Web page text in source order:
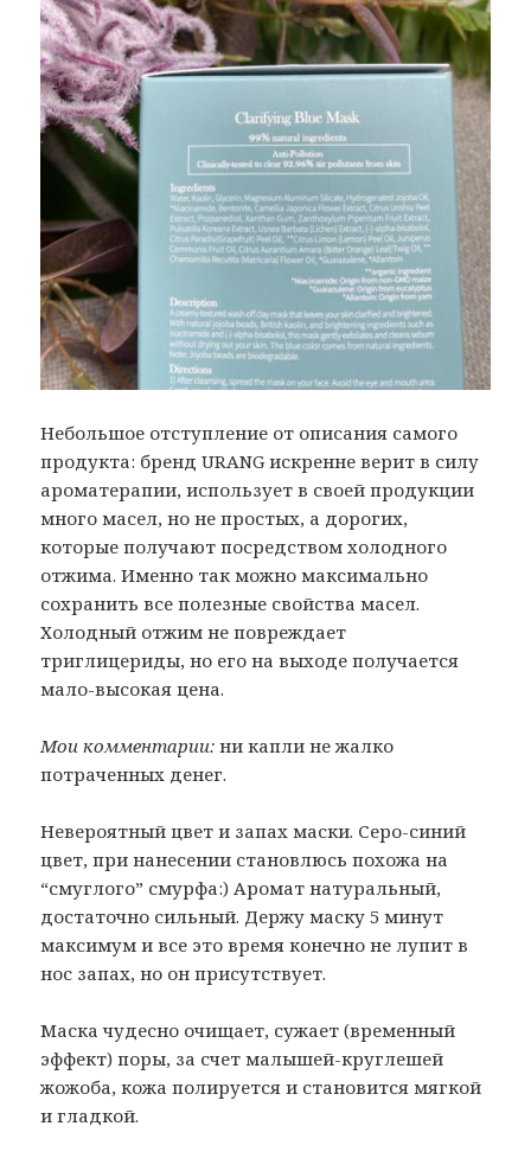
Небольшое отступление от описания самого
продукта: бренд URANG искренне верит в силу
ароматерапии, использует в своей продукции
много масел, но не простых, а дорогих,
которые получают посредством холодного
отжима. Именно так можно максимально
сохранить все полезные свойства масел.
Холодный отжим не повреждает
триглицериды, но его на выходе получается
мало-высокая цена.
Мои комментарии: ни капли не жалко
потраченных денег.
Невероятный цвет и запах маски. Серо-синий
цвет, при нанесении становлюсь похожа на
“смуглого” смурфа:) Аромат натуральный,
достаточно сильный. Держу маску 5 минут
максимум и все это время конечно не лупит в
нос запах, но он присутствует.
Маска чудесно очищает, сужает (временный
эффект) поры, за счет малышей-круглешей
жожоба, кожа полируется и становится мягкой
и гладкой.